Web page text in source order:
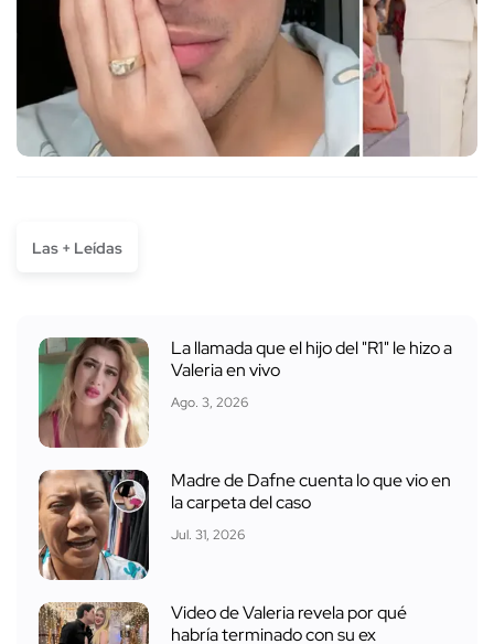
Las + Leídas
La llamada que el hijo del "R1" le hizo a
Valeria en vivo
Ago. 3, 2026
Madre de Dafne cuenta lo que vio en
la carpeta del caso
Jul. 31, 2026
Video de Valeria revela por qué
habría terminado con su ex